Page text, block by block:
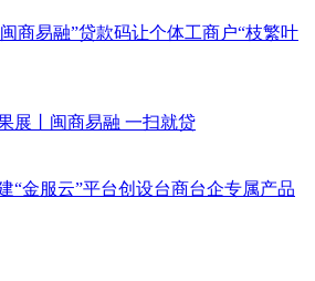
商易融”贷款码让个体工商户“枝繁叶
展丨闽商易融 一扫就贷
“金服云”平台创设台商台企专属产品